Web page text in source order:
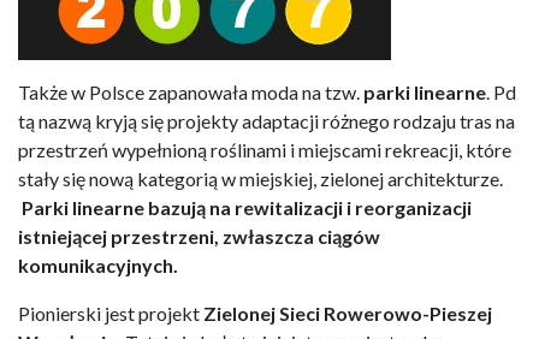
Także w Polsce zapanowała moda na tzw. parki linearne. Pd
tą nazwą kryją się projekty adaptacji różnego rodzaju tras na
przestrzeń wypełnioną roślinami i miejscami rekreacji, które
stały się nową kategorią w miejskiej, zielonej architekturze.
Parki linearne bazują na rewitalizacji i reorganizacji
istniejącej przestrzeni, zwłaszcza ciągów
komunikacyjnych.
Pionierski jest projekt Zielonej Sieci Rowerowo-Pieszej